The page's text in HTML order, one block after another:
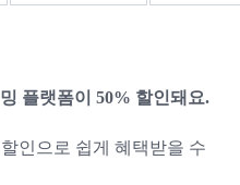
플랫폼이 50% 할인돼요.
인으로 쉽게 혜택받을 수